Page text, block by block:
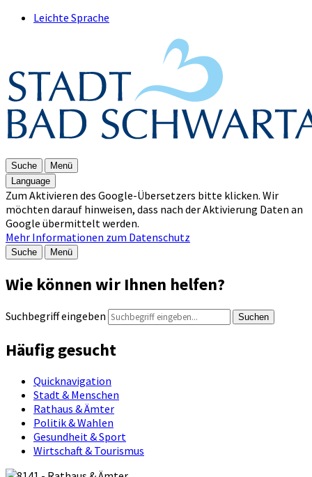
Leichte Sprache
Suche
Menü
Language
Zum Aktivieren des Google-Übersetzers bitte klicken. Wir
möchten darauf hinweisen, dass nach der Aktivierung Daten an
Google übermittelt werden.
Mehr Informationen zum Datenschutz
Suche Menü
Wie können wir Ihnen helfen?
Suchbegriff eingeben Suchen
Häufig gesucht
Quicknavigation
Stadt & Menschen
Rathaus & Ämter
Politik & Wahlen
Gesundheit & Sport
Wirtschaft & Tourismus